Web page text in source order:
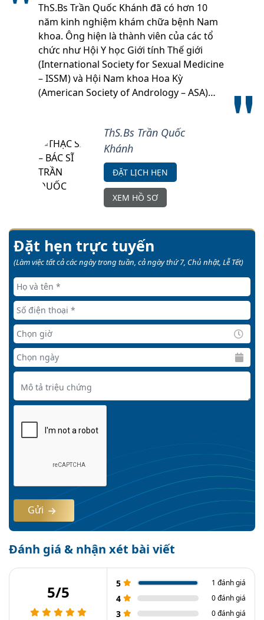
ThS.Bs Trần Quốc Khánh đã có hơn 10
năm kinh nghiệm khám chữa bệnh Nam
khoa. Ông hiện là thành viên của các tổ
chức như Hội Y học Giới tính Thế giới
(International Society for Sexual Medicine
– ISSM) và Hội Nam khoa Hoa Kỳ
(American Society of Andrology – ASA)…
ThS.Bs Trần Quốc
Khánh
ĐẶT LỊCH HẸN
XEM HỒ SƠ
Đặt hẹn trực tuyến
(Làm việc tất cả các ngày trong tuần, cả ngày thứ 7, Chủ nhật, Lễ Tết)
Gửi
Đánh giá & nhận xét bài viết
5/5 5 1 đánh giá
4 0 đánh giá
3 0 đánh giá